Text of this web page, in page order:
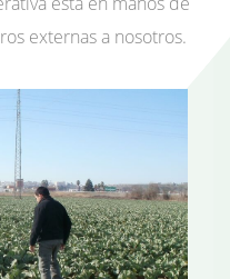
externas a nosotros.